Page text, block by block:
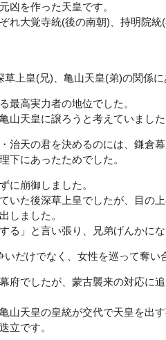
凶を作った天皇です。
れ大覚寺統(後の南朝)、持明院統
上皇(兄)、亀山天皇(弟)の関係に
高実力者の地位でした。
天皇に譲ろうと考えていました
天の君を決めるのには、鎌倉幕
にあったためでした。
に崩御しました。
た後深草上皇でしたが、目の上
しました。
」と言い張り、兄弟げんかにな
だけでなく、女性を巡って奪い
府でしたが、蒙古襲来の対応に
山天皇の皇統が交代で天皇を出
立です。